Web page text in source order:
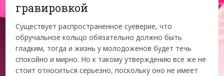
гравировкой
Существует распространенное суеверие, что
обручальное кольцо обязательно должно быть
гладким, тогда и жизнь у молодоженов будет течь
спокойно и мирно. Но к такому утверждению все же не
стоит относиться серьезно, поскольку оно не имеет